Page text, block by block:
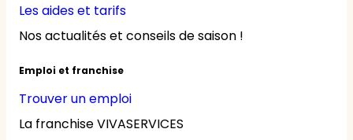
Les aides et tarifs
Nos actualités et conseils de saison !
Emploi et franchise
Trouver un emploi
La franchise VIVASERVICES